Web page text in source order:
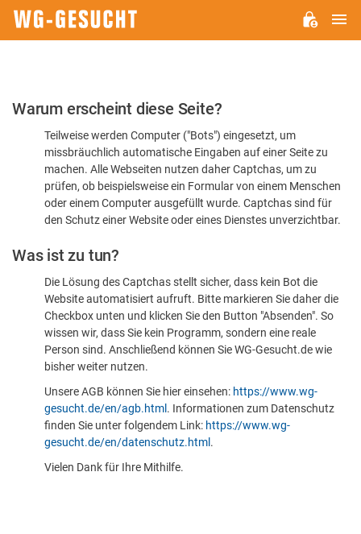
Bitte
dass
sind
Warum erscheint diese Seite?
Teilweise werden Computer ("Bots") eingesetzt, um
missbräuchlich automatische Eingaben auf einer Seite zu
machen. Alle Webseiten nutzen daher Captchas, um zu
prüfen, ob beispielsweise ein Formular von einem Menschen
oder einem Computer ausgefüllt wurde. Captchas sind für
den Schutz einer Website oder eines Dienstes unverzichtbar.
Was ist zu tun?
Die Lösung des Captchas stellt sicher, dass kein Bot die
Website automatisiert aufruft. Bitte markieren Sie daher die
Checkbox unten und klicken Sie den Button "Absenden". So
wissen wir, dass Sie kein Programm, sondern eine reale
Person sind. Anschließend können Sie WG-Gesucht.de wie
bisher weiter nutzen.
Unsere AGB können Sie hier einsehen: https://www.wg-
gesucht.de/en/agb.html . Informationen zum Datenschutz
finden Sie unter folgendem Link: https://www.wg-
gesucht.de/en/datenschutz.html .
Vielen Dank für Ihre Mithilfe.